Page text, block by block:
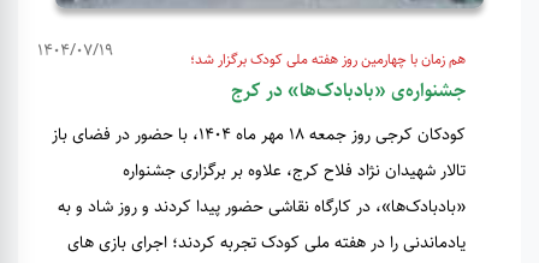
1404/07/19 هم زمان با چهارمین روز هفته ملی کودک برگزار شد؛
جشنواره‌ی «بادبادک‌ها» در کرج
کودکان کرجی روز جمعه ۱۸ مهر ماه ۱۴۰۴، با حضور در فضای باز
تالار شهیدان نژاد فلاح کرج، علاوه بر برگزاری جشنواره
«بادبادک‌ها»، در کارگاه نقاشی حضور پیدا کردند و روز شاد و به
یادماندنی را در هفته ملی کودک تجربه کردند؛ اجرای بازی های